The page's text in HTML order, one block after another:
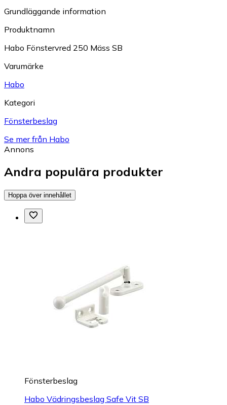
Grundläggande information
Produktnamn
Habo Fönstervred 250 Mäss SB
Varumärke
Habo
Kategori
Fönsterbeslag
Se mer från Habo
Annons
Andra populära produkter
Hoppa över innehållet
Fönsterbeslag
Habo Vädringsbeslag Safe Vit SB